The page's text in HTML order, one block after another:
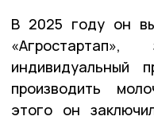
В 2025 году он
«Агростартап»,
индивидуальный
производить
этого он